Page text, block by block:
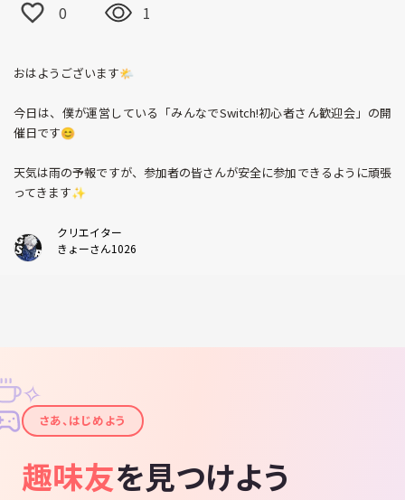
0 1
おはようございます🌤
今日は、僕が運営している「みんなでSwitch!初心者さん歓迎会」の開
催日です😊
天気は雨の予報ですが、参加者の皆さんが安全に参加できるように頑張
ってきます✨
クリエイター
きょーさん1026
✦
✧
さあ、はじめよう
趣味友を見つけよう